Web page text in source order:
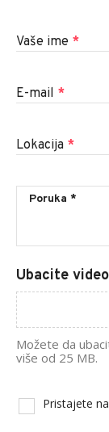
Vaše ime *
E-mail *
Lokacija *
Ubacite
Možete da
više od 25 MB.
Pristajete na